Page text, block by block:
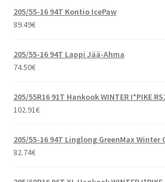
205/55-16 94T Kontio IcePaw
89.49€
205/55-16 94T Lappi Jää-Ahma
74.50€
205/55R16 91T Hankook WINTER I*PIKE
102.91€
205/55-16 94T Linglong GreenMax Winter
82.74€